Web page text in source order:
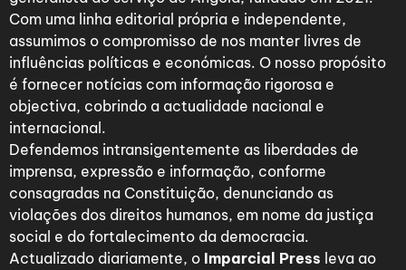
Com uma linha editorial própria e independente,
assumimos o compromisso de nos manter livres de
influências políticas e económicas. O nosso propósito
é fornecer notícias com informação rigorosa e
objectiva, cobrindo a actualidade nacional e
internacional.
Defendemos intransigentemente as liberdades de
imprensa, expressão e informação, conforme
consagradas na Constituição, denunciando as
violações dos direitos humanos, em nome da justiça
social e do fortalecimento da democracia.
Actualizado diariamente, o Imparcial Press leva ao